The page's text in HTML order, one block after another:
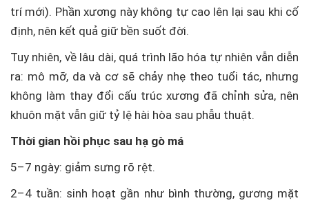
trí mới). Phần xương này không tự cao lên lại sau khi cố
định, nên kết quả giữ bền suốt đời.
Tuy nhiên, về lâu dài, quá trình lão hóa tự nhiên vẫn diễn
ra: mô mỡ, da và cơ sẽ chảy nhẹ theo tuổi tác, nhưng
không làm thay đổi cấu trúc xương đã chỉnh sửa, nên
khuôn mặt vẫn giữ tỷ lệ hài hòa sau phẫu thuật.
Thời gian hồi phục sau hạ gò má
5–7 ngày: giảm sưng rõ rệt.
2–4 tuần: sinh hoạt gần như bình thường, gương mặt